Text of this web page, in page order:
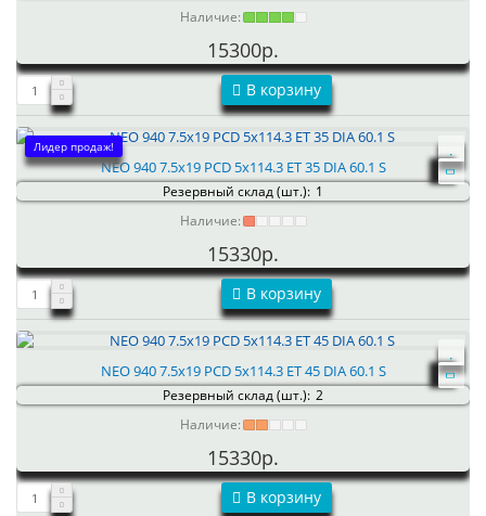
Наличие:
15300р.
В корзину
Лидер продаж!
NEO 940 7.5x19 PCD 5x114.3 ET 35 DIA 60.1 S
Резервный склад (шт.): 1
Наличие:
15330р.
В корзину
NEO 940 7.5x19 PCD 5x114.3 ET 45 DIA 60.1 S
Резервный склад (шт.): 2
Наличие:
15330р.
В корзину